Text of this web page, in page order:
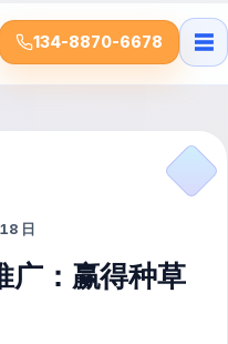
134-8870-6678 ☰
日
广：赢得种草